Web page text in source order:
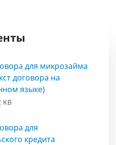
для микрозайма
договора на
языке)
KB
для
кредита